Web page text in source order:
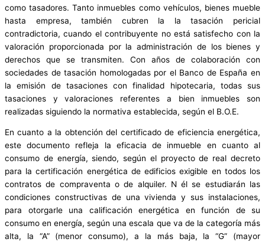
como tasadores. Tanto inmuebles como vehículos, bienes mueble
hasta empresa, también cubren la la tasación pericial
contradictoria, cuando el contribuyente no está satisfecho con la
valoración proporcionada por la administración de los bienes y
derechos que se transmiten. Con años de colaboración con
sociedades de tasación homologadas por el Banco de España en
la emisión de tasaciones con finalidad hipotecaria, todas sus
tasaciones y valoraciones referentes a bien inmuebles son
realizadas siguiendo la normativa establecida, según el B.O.E.
En cuanto a la obtención del certificado de eficiencia energética,
este documento refleja la eficacia de inmueble en cuanto al
consumo de energía, siendo, según el proyecto de real decreto
para la certificación energética de edificios exigible en todos los
contratos de compraventa o de alquiler. N él se estudiarán las
condiciones constructivas de una vivienda y sus instalaciones,
para otorgarle una calificación energética en función de su
consumo en energía, según una escala que va de la categoría más
alta, la “A” (menor consumo), a la más baja, la “G” (mayor